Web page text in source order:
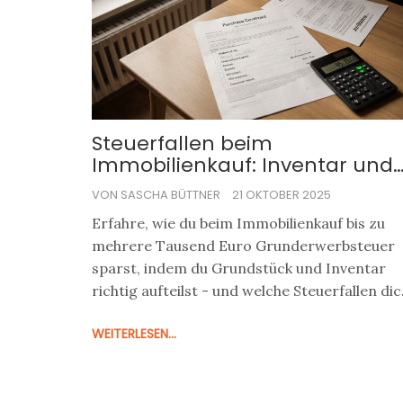
Steuerfallen beim
Immobilienkauf: Inventar und
Grundstück richtig aufteilen
VON SASCHA BÜTTNER 21 OKTOBER 2025
Erfahre, wie du beim Immobilienkauf bis zu
mehrere Tausend Euro Grunderwerbsteuer
sparst, indem du Grundstück und Inventar
richtig aufteilst - und welche Steuerfallen
WEITERLESEN...